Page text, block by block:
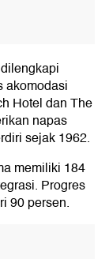
akomodasi
Hotel dan The
napas
sejak 1962.
memiliki 184
Progres
90 persen.